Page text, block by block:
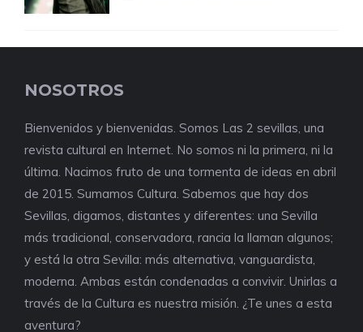
NOSOTROS
Bienvenidos y bienvenidas. Somos Las 2 sevillas, una
revista cultural en Internet. No somos ni la primera, ni la
última. Nacimos fruto de una tormenta de ideas en abril
de 2015. Sumamos Cultura. Sabemos que hay dos
Sevillas, digamos, distantes y diferentes: una Sevilla
más tradicional, conservadora, rancia la llaman algunos;
y está la otra Sevilla: más alternativa, vanguardista,
moderna. Ambas están condenadas a convivir. Unirlas a
través de la Cultura es nuestra misión. ¿Te unes a esta
aventura?